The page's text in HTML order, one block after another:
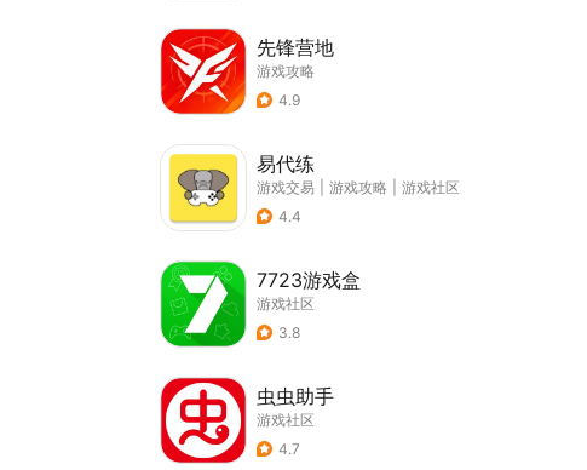
先锋营地
游戏攻略
4.9
易代练
游戏交易 游戏攻略
游戏社区
4.4
7723游戏盒
游戏社区
3.8
虫虫助手
游戏社区
4.7